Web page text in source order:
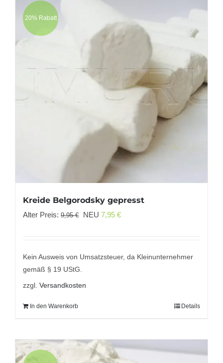
20% Rabatt
Kreide Belgorodsky gepresst
Alter Preis: 9,95€
Ursprünglicher
9,95 €
NEU 7,95 €Aktueller
7,95 €.
Kein Ausweis von Umsatzsteuer, da Kleinunternehmer
gemäß § 19 UStG.
zzgl. Versandkosten
In den Warenkorb Details